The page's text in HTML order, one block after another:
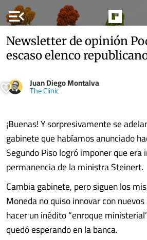
menu_open
Newsletter de opinión
escaso elenco
Juan Diego Montalva
The Clinic
¡Buenas! Y sorpresivamente se
gabinete que habíamos anunciado
Segundo Piso logró imponer que era
permanencia de la ministra Steinert.
Cambia gabinete, pero siguen los
Moneda no quiso innovar con
hacer un inédito “enroque
quedó esperando en la banca.